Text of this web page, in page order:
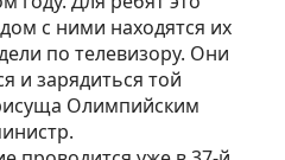
с ними находятся их
по телевизору. Они
и зарядиться той
Олимпийским